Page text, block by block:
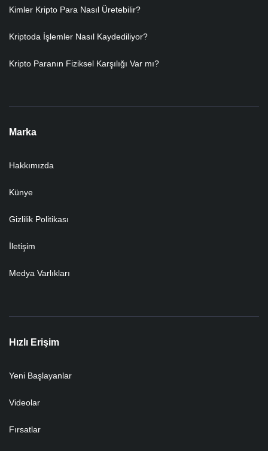
Kimler Kripto Para Nasıl Üretebilir?
Kriptoda İşlemler Nasıl Kaydediliyor?
Kripto Paranın Fiziksel Karşılığı Var mı?
Marka
Hakkımızda
Künye
Gizlilik Politikası
İletişim
Medya Varlıkları
Hızlı Erişim
Yeni Başlayanlar
Videolar
Fırsatlar